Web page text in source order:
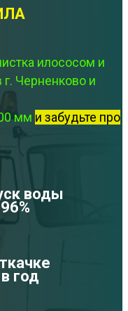
илососом и
Черненково и
мм и забудьте про
воды
год